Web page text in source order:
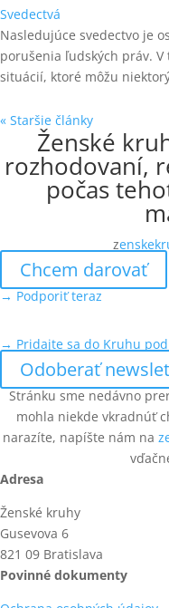
Svedectvá
Nasledujúce svedectvo je
porušenia ľudských práv.
situácií, ktoré môžu
« Staršie články
Ženské
rozhodovaní,
počas
z
Chcem darovať
→ Podporiť teraz
→ Pridajte sa do Kruhu
Odoberať
Stránku sme nedávno
mohla niekde vkradnúť
narazíte, napíšte nám na
Adresa
Ženské kruhy
Gusevova 6
821 09 Bratislava
Povinné dokumenty